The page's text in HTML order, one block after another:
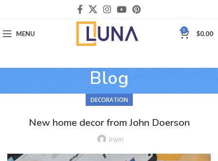
MENU 0 $0.00
Blog
DECORATION
New home decor from John Doerson
Irwin